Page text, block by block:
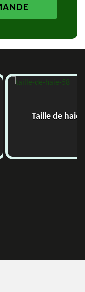
Taille de haie